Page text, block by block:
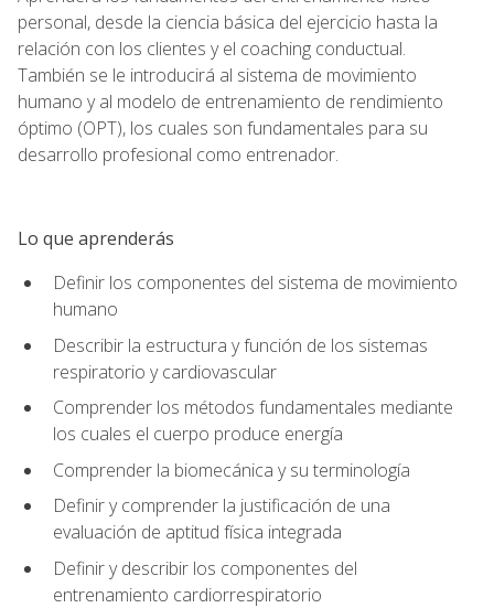
personal, desde la ciencia básica del ejercicio hasta la
relación con los clientes y el coaching conductual.
También se le introducirá al sistema de movimiento
humano y al modelo de entrenamiento de rendimiento
óptimo (OPT), los cuales son fundamentales para su
desarrollo profesional como entrenador.
Lo que aprenderás
Definir los componentes del sistema de movimiento
humano
Describir la estructura y función de los sistemas
respiratorio y cardiovascular
Comprender los métodos fundamentales mediante
los cuales el cuerpo produce energía
Comprender la biomecánica y su terminología
Definir y comprender la justificación de una
evaluación de aptitud física integrada
Definir y describir los componentes del
entrenamiento cardiorrespiratorio